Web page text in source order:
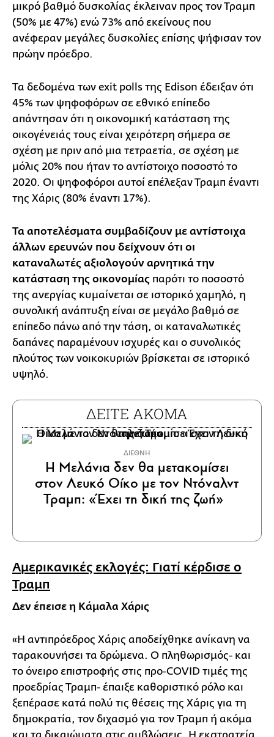
μικρό βαθμό δυσκολίας έκλειναν προς τον Τραμπ
(50% με 47%) ενώ 73% από εκείνους που
ανέφεραν μεγάλες δυσκολίες επίσης ψήφισαν τον
πρώην πρόεδρο.
Τα δεδομένα των exit polls της Edison έδειξαν ότι
45% των ψηφοφόρων σε εθνικό επίπεδο
απάντησαν ότι η οικονομική κατάσταση της
οικογένειάς τους είναι χειρότερη σήμερα σε
σχέση με πριν από μια τετραετία, σε σχέση με
μόλις 20% που ήταν το αντίστοιχο ποσοστό το
2020. Οι ψηφοφόροι αυτοί επέλεξαν Τραμπ έναντι
της Χάρις (80% έναντι 17%).
Τα αποτελέσματα συμβαδίζουν με αντίστοιχα
άλλων ερευνών που δείχνουν ότι οι
καταναλωτές αξιολογούν αρνητικά την
κατάσταση της οικονομίας παρότι το ποσοστό
της ανεργίας κυμαίνεται σε ιστορικό χαμηλό, η
συνολική ανάπτυξη είναι σε μεγάλο βαθμό σε
επίπεδο πάνω από την τάση, οι καταναλωτικές
δαπάνες παραμένουν ισχυρές και ο συνολικός
πλούτος των νοικοκυριών βρίσκεται σε ιστορικό
υψηλό.
ΔΕΙΤΕ ΑΚΟΜΑ
ΔΙΕΘΝΗ
Η Μελάνια δεν θα μετακομίσει
στον Λευκό Οίκο με τον Ντόναλντ
Τραμπ: «Έχει τη δική της ζωή»
Αμερικανικές εκλογές: Γιατί κέρδισε ο
Τραμπ
Δεν έπεισε η Κάμαλα Χάρις
«Η αντιπρόεδρος Χάρις αποδείχθηκε ανίκανη να
ταρακουνήσει τα δρώμενα. Ο πληθωρισμός- και
το όνειρο επιστροφής στις προ-COVID τιμές της
προεδρίας Τραμπ- έπαιξε καθοριστικό ρόλο και
ξεπέρασε κατά πολύ τις θέσεις της Χάρις για τη
δημοκρατία, τον διχασμό για τον Τραμπ ή ακόμα